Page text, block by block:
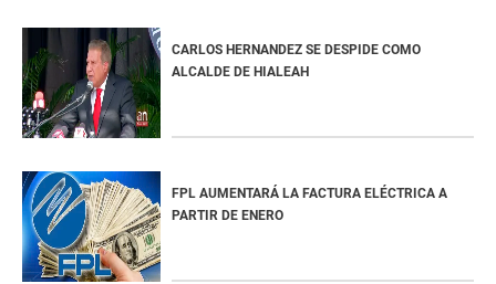
CARLOS HERNANDEZ SE DESPIDE COMO
ALCALDE DE HIALEAH
FPL AUMENTARÁ LA FACTURA ELÉCTRICA A
PARTIR DE ENERO